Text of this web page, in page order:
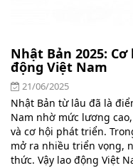
Nhật Bản 2025:
động Việt Nam
21/06/2025
Nhật Bản từ lâu đã là
Nam nhờ mức lương
và cơ hội phát triển.
mở ra nhiều triển vọng,
thức. Vậy lao động Việt